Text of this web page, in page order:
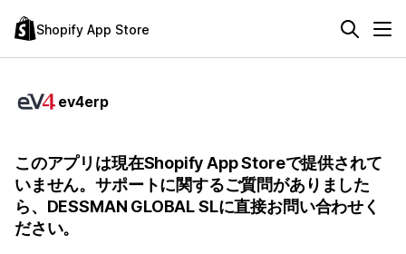
Shopify App Store
ev4erp
このアプリは現在Shopify App Storeで提供されて
いません。サポートに関するご質問がありました
ら、DESSMAN GLOBAL SLに直接お問い合わせく
ださい。